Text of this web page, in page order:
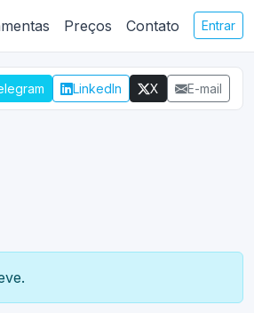
Preços Contato Entrar
LinkedIn X E-mail